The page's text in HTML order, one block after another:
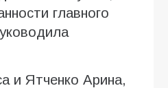
главного
и Ятченко Арина,